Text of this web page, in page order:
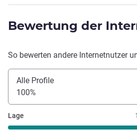
Bewertung der
So bewerten andere Internetnutzer
Alle Profile
100%
Lage